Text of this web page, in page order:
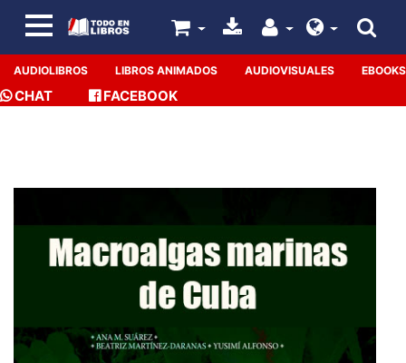
AUDIOLIBROS LIBROS ANIMADOS AUDIOVISUALES EBOOKS
CHAT FACEBOOK